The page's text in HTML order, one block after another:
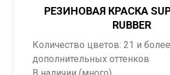
РЕЗИНОВАЯ КРАСКА
RUBBER
Количество цветов: 21 и
дополнительных оттенков